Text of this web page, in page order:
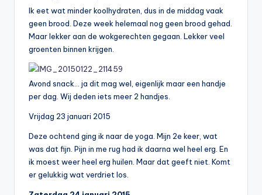
Ik eet wat minder koolhydraten, dus in de middag vaak
geen brood. Deze week helemaal nog geen brood gehad.
Maar lekker aan de wokgerechten gegaan. Lekker veel
groenten binnen krijgen.
Avond snack… ja dit mag wel, eigenlijk maar een handje
per dag. Wij deden iets meer 2 handjes.
Vrijdag 23 januari 2015
Deze ochtend ging ik naar de yoga. Mijn 2e keer, wat
was dat fijn. Pijn in me rug had ik daarna wel heel erg. En
ik moest weer heel erg huilen. Maar dat geeft niet. Komt
er gelukkig wat verdriet los.